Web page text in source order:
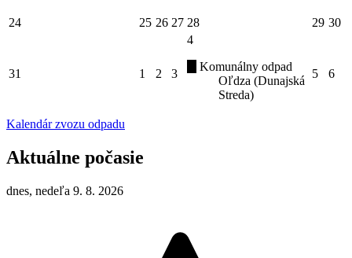
24 25 26 27 28 29 30
31 1 2 3
4
Komunálny odpad
Oľdza (Dunajská
Streda)
5 6
Kalendár zvozu odpadu
Aktuálne počasie
dnes, nedeľa 9. 8. 2026